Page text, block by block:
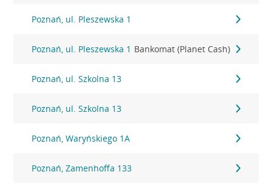
Poznań, ul. Pleszewska 1
Poznań, ul. Pleszewska 1 Bankomat (Planet Cash)
Poznań, ul. Szkolna 13
Poznań, ul. Szkolna 13
Poznań, Waryńskiego 1A
Poznań, Zamenhoffa 133